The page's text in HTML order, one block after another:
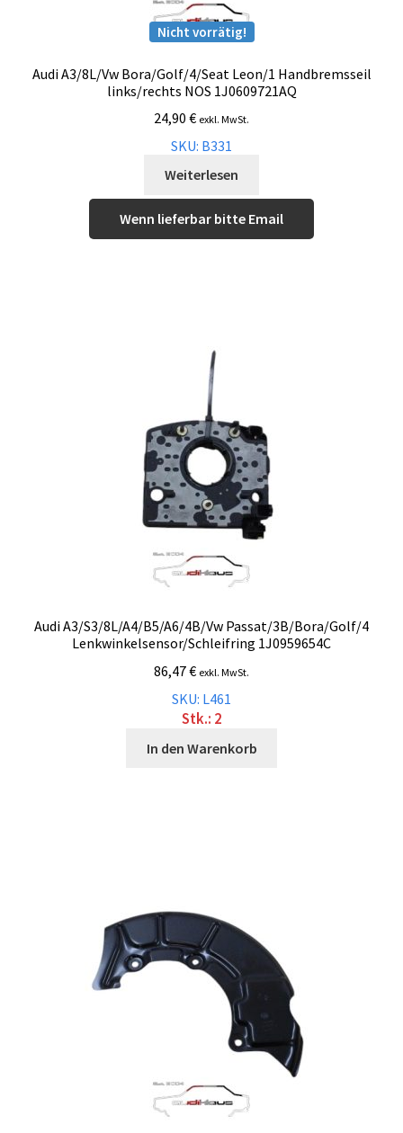
Nicht vorrätig!
Audi A3/8L/Vw Bora/Golf/4/Seat Leon/1 Handbremsseil
links/rechts NOS 1J0609721AQ
24,90 € exkl. MwSt.
SKU: B331
Weiterlesen
Wenn lieferbar bitte Email
Audi A3/S3/8L/A4/B5/A6/4B/Vw Passat/3B/Bora/Golf/4
Lenkwinkelsensor/Schleifring 1J0959654C
86,47€ exkl. MwSt.
SKU: L461
Stk.: 2
In den Warenkorb